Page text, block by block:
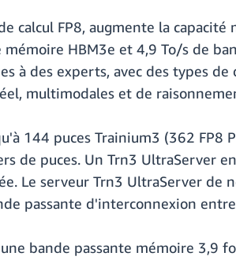
calcul FP8, augmente la
HBM3e et 4,9 To/s de
à des experts, avec des types de
multimodales et de
144 puces Trainium3 (362 FP8
de puces. Un Trn3 UltraServer
Le serveur Trn3 UltraServer de
passante d'interconnexion
bande passante mémoire 3,9